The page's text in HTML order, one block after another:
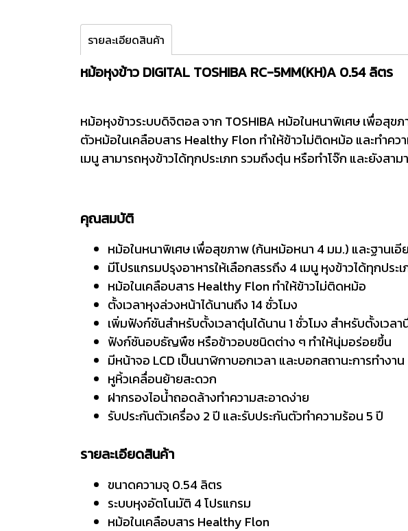
รายละเอียดสินค้า
หม้อหุงข้าว DIGITAL TOSHIBA RC-5MM(KH)A 0.54 ลิตร
หม้อหุงข้าวระบบดิจิตอล จาก TOSHIBA หม้อในหนาพิเศษ เพื่อสุ
ตัวหม้อในเคลือบสาร Healthy Flon ทำให้ข้าวไม่ติดหม้อ และทำค
เมนู สามารถหุงข้าวได้ทุกประเภท รวมถึงตุ๋น หรือทำโจ๊ก และยังสา
คุณสมบัติ
หม้อในหนาพิเศษ เพื่อสุขภาพ (ก้นหม้อหนา 4 มม.) และฐานเ
มีโปรแกรมปรุงอาหารให้เลือกสรรถึง 4 เมนู หุงข้าวได้ทุกประ
หม้อในเคลือบสาร Healthy Flon ทำให้ข้าวไม่ติดหม้อ
ตั้งเวลาหุงล่วงหน้าได้นานถึง 14 ชั่วโมง
เพิ่มฟังก์ชันสำหรับตั้งเวลาตุ๋นได้นาน 1 ชั่วโมง สำหรับตั้งเวล
ฟังก์ชันอบธัญพืช หรือข้าวอบชนิดต่าง ๆ ทำให้นุ่มอร่อยขึ้น
มีหน้าจอ LCD เป็นนาฬิกาบอกเวลา และบอกสถานะการทำงาน
หูหิ้วเคลื่อนย้ายสะดวก
ฝากรองไอน้ำถอดล้างทำความสะอาดง่าย
รับประกันตัวเครื่อง 2 ปี และรับประกันตัวทำความร้อน 5 ปี
รายละเอียดสินค้า
ขนาดความจุ 0.54 ลิตร
ระบบหุงอัตโนมัติ 4 โปรแกรม
หม้อในเคลือบสาร Healthy Flon